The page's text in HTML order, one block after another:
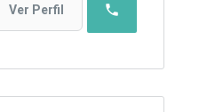
Ver Perfil phone